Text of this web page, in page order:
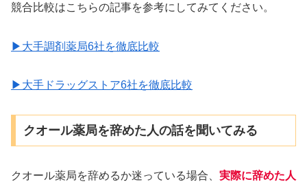
競合比較はこちらの記事を参考にしてみてください。
▶大手調剤薬局6社を徹底比較
▶大手ドラッグストア6社を徹底比較
クオール薬局を辞めた人の話を聞いてみる
クオール薬局を辞めるか迷っている場合、 実際に辞めた人